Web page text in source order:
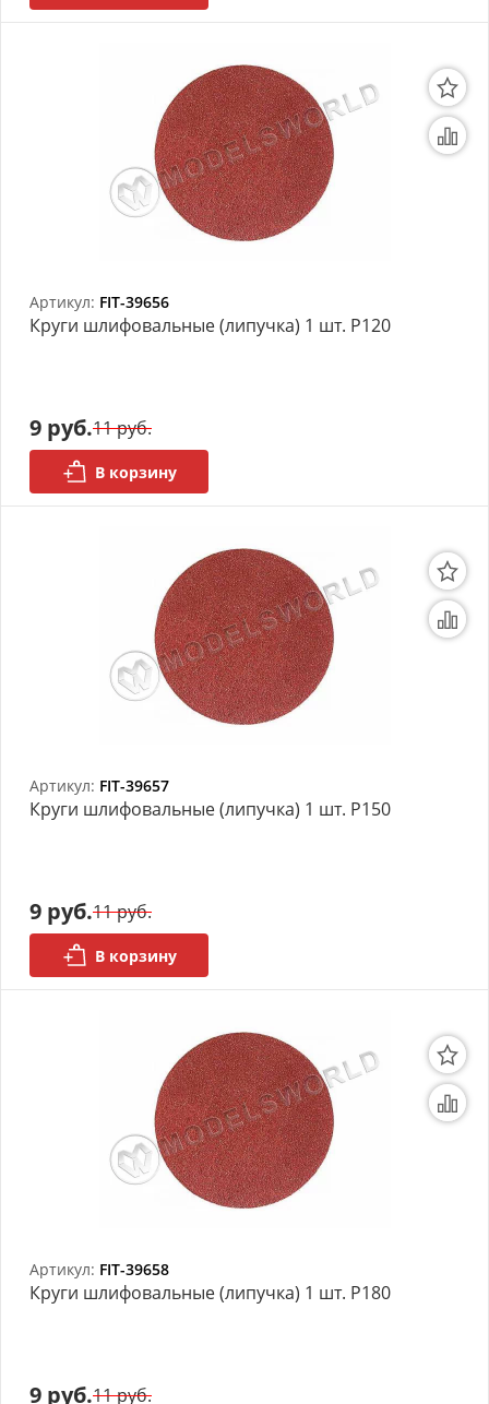
Артикул: FIT-39656
Круги шлифовальные (липучка) 1 шт. Р120
9 руб.11 руб.
В корзину
Артикул: FIT-39657
Круги шлифовальные (липучка) 1 шт. Р150
9 руб.11 руб.
В корзину
Артикул: FIT-39658
Круги шлифовальные (липучка) 1 шт. Р180
9 руб.11 руб.